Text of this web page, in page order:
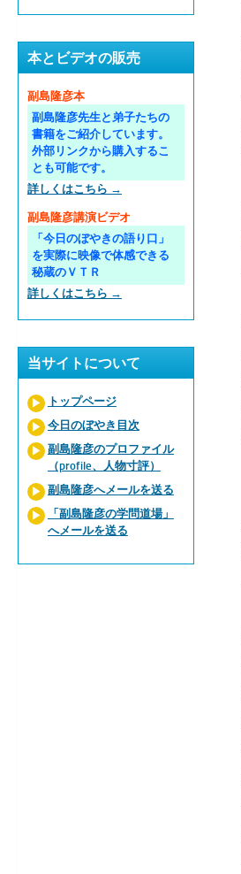
本とビデオの販売
副島隆彦本
副島隆彦先生と弟子たちの
書籍をご紹介しています。
外部リンクから購入するこ
とも可能です。
詳しくはこちら →
副島隆彦講演ビデオ
「今日のぼやきの語り口」
を実際に映像で体感できる
秘蔵のＶＴＲ
詳しくはこちら →
当サイトについて
トップページ
今日のぼやき目次
副島隆彦のプロファイル
（profile、人物寸評）
副島隆彦へメールを送る
「副島隆彦の学問道場」
へメールを送る